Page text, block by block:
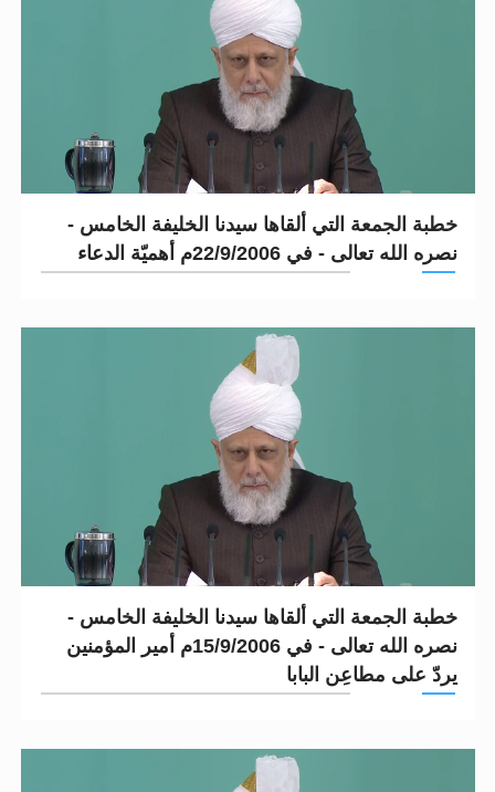
خطبة الجمعة التي ألقاها سيدنا الخليفة الخامس -
نصره الله تعالى - في 22/9/2006م أهميّة الدعاء
خطبة الجمعة التي ألقاها سيدنا الخليفة الخامس -
نصره الله تعالى - في 15/9/2006م أمير المؤمنين
يردّ على مطاعِن البابا